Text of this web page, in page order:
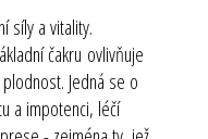
síly a vitality.
čakru ovlivňuje
Jedná se o
a impotenci, léčí